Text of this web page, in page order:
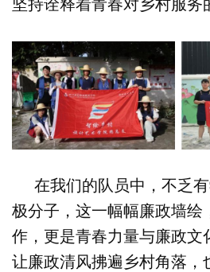
坚持诠释着青春对乡村服务
在我们的队员中，不乏
极分子， 这一幅幅廉政墙绘
作，更是青春力量与廉政文
让廉政清风拂遍乡村角落，